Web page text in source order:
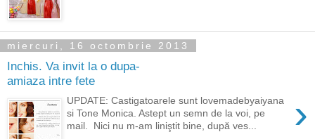
miercuri, 16 octombrie 2013
Inchis. Va invit la o dupa-
amiaza intre fete
›
UPDATE: Castigatoarele sunt lovemadebyaiyana
si Tone Monica. Astept un semn de la voi, pe
mail. Nici nu m-am liniştit bine, după ves...